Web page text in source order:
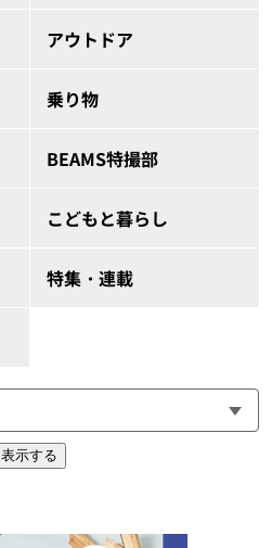
アウトドア
乗り物
BEAMS特撮部
こどもと暮らし
特集・連載
表示する